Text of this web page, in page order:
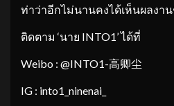
ท่าว่าอีกไม่นานคงได้เห็นผลงา
ติดตาม ‘นาย INTO1’ ได้ที่
Weibo : @INTO1-高卿尘
IG : into1_ninenai_